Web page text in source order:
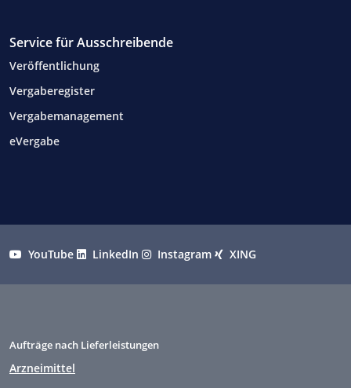
Service für Ausschreibende
Veröffentlichung
Vergaberegister
Vergabemanagement
eVergabe
YouTube LinkedIn Instagram XING
Aufträge nach Lieferleistungen
Arzneimittel